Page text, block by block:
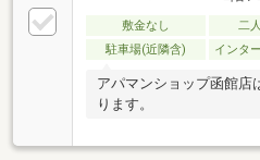
敷金なし 二
駐車場(近隣含)
インタ
アパマンショップ函館店
ります。